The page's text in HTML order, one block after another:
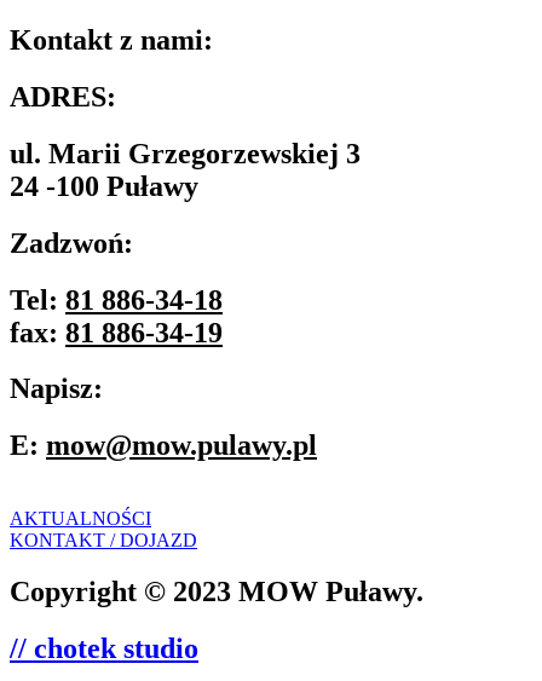
Kontakt z nami:
ADRES:
ul. Marii Grzegorzewskiej 3
24 -100 Puławy
Zadzwoń:
Tel: 81 886-34-18
fax: 81 886-34-19
Napisz:
E: mow@mow.pulawy.pl
AKTUALNOŚCI
KONTAKT / DOJAZD
Copyright © 2023 MOW Puławy.
// chotek studio